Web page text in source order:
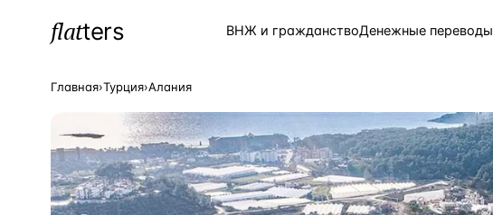
flatters ВНЖ и гражданствоДенежные переводы
ПОПУЛЯРНЫЕ НАПРАВЛЕНИЯ
Турция —Страна
Россия —Страна
Главная›Турция›Алания